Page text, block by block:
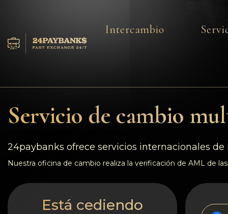
Reservas
Para los socios
Reseñas
AML/CFT
Intercambio
Servicio de cambio
24paybanks ofrece servicios internacionales
Nuestra oficina de cambio realiza la verificación de AML de
Está cediendo